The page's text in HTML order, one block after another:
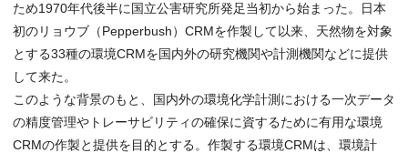
ため1970年代後半に国立公害研究所発足当初から始まった。日本
初のリョウブ（Pepperbush）CRMを作製して以来、天然物を対象
とする33種の環境CRMを国内外の研究機関や計測機関などに提供
して来た。
このような背景のもと、国内外の環境化学計測における一次データ
の精度管理やトレーサビリティの確保に資するために有用な環境
CRMの作製と提供を目的とする。作製する環境CRMは、環境計